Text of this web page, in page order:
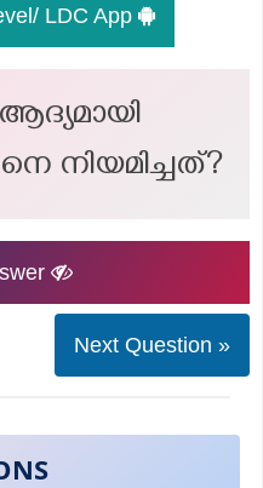
LDC App
നിയമിച്ചത്?
Next Question »